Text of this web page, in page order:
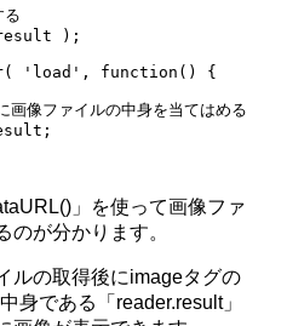
る
result );
'load', function() {
像ファイルの中身を当てはめる
」を使って画像ファ
のが分かります。
ルの取得後にimageタグの
身である「reader.result」